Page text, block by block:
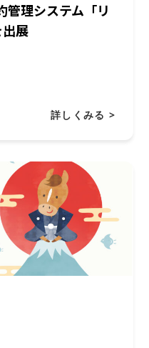
管理システム「リ
展
詳しくみる >